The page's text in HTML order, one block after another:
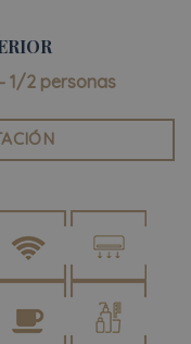
1/2 personas